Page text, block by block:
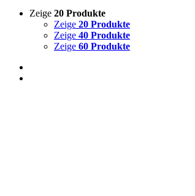
Zeige 20 Produkte
Zeige 20 Produkte
Zeige 40 Produkte
Zeige 60 Produkte